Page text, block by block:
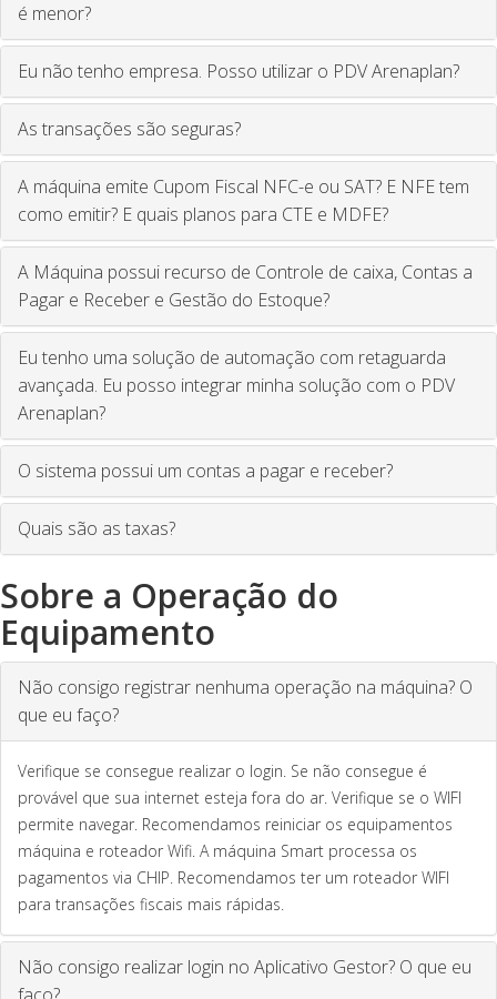
é menor?
Eu não tenho empresa. Posso utilizar o PDV Arenaplan?
As transações são seguras?
A máquina emite Cupom Fiscal NFC-e ou SAT? E NFE tem
como emitir? E quais planos para CTE e MDFE?
A Máquina possui recurso de Controle de caixa, Contas a
Pagar e Receber e Gestão do Estoque?
Eu tenho uma solução de automação com retaguarda
avançada. Eu posso integrar minha solução com o PDV
Arenaplan?
O sistema possui um contas a pagar e receber?
Quais são as taxas?
Sobre a Operação do
Equipamento
Não consigo registrar nenhuma operação na máquina? O
que eu faço?
Verifique se consegue realizar o login. Se não consegue é
provável que sua internet esteja fora do ar. Verifique se o WIFI
permite navegar. Recomendamos reiniciar os equipamentos
máquina e roteador Wifi. A máquina Smart processa os
pagamentos via CHIP. Recomendamos ter um roteador WIFI
para transações fiscais mais rápidas.
Não consigo realizar login no Aplicativo Gestor? O que eu